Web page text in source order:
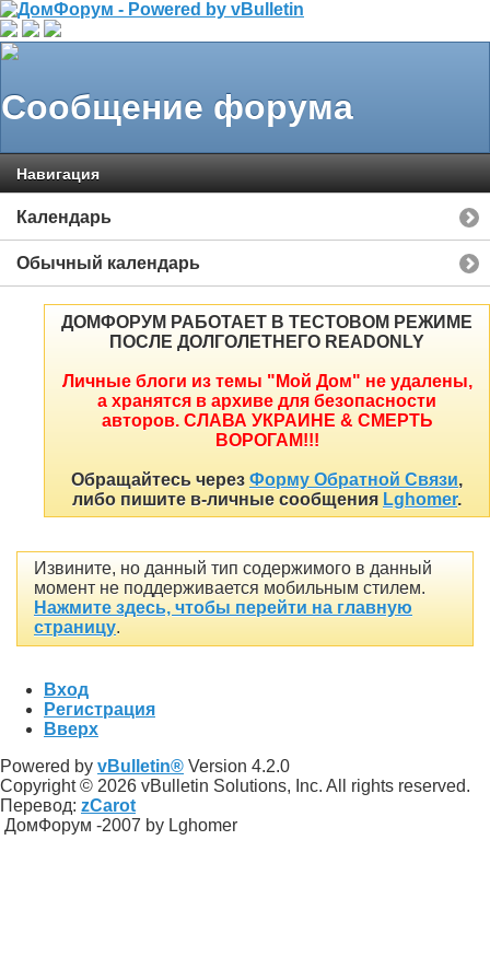
Сообщение форума
Навигация
Календарь
Обычный календарь
ДОМФОРУМ РАБОТАЕТ В ТЕСТОВОМ РЕЖИМЕ
ПОСЛЕ ДОЛГОЛЕТНЕГО READONLY
Личные блоги из темы "Мой Дом" не удалены,
а хранятся в архиве для безопасности
авторов. СЛАВА УКРАИНЕ & СМЕРТЬ
ВОРОГАМ!!!
Обращайтесь через Форму Обратной Связи,
либо пишите в-личные сообщения Lghomer.
Извините, но данный тип содержимого в данный
момент не поддерживается мобильным стилем.
Нажмите здесь, чтобы перейти на главную
страницу.
Вход
Регистрация
Вверх
Powered by vBulletin® Version 4.2.0
Copyright © 2026 vBulletin Solutions, Inc. All rights reserved.
Перевод: zCarot
ДомФорум -2007 by Lghomer